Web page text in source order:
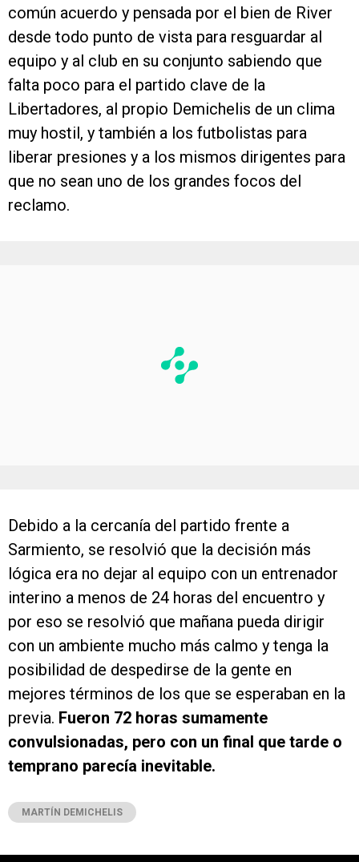
común acuerdo y pensada por el bien de River
desde todo punto de vista para resguardar al
equipo y al club en su conjunto sabiendo que
falta poco para el partido clave de la
Libertadores, al propio Demichelis de un clima
muy hostil, y también a los futbolistas para
liberar presiones y a los mismos dirigentes para
que no sean uno de los grandes focos del
reclamo.
Debido a la cercanía del partido frente a
Sarmiento, se resolvió que la decisión más
lógica era no dejar al equipo con un entrenador
interino a menos de 24 horas del encuentro y
por eso se resolvió que mañana pueda dirigir
con un ambiente mucho más calmo y tenga la
posibilidad de despedirse de la gente en
mejores términos de los que se esperaban en la
previa. Fueron 72 horas sumamente
convulsionadas, pero con un final que tarde o
temprano parecía inevitable.
MARTÍN DEMICHELIS